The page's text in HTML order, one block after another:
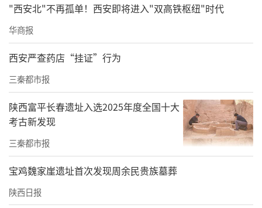
"西安北"不再孤单！西安即将进入"双高铁枢纽"时代
华商报
西安严查药店“挂证”行为
三秦都市报
陕西富平长春遗址入选2025年度全国十大
考古新发现
三秦都市报
宝鸡魏家崖遗址首次发现周余民贵族墓葬
陕西日报